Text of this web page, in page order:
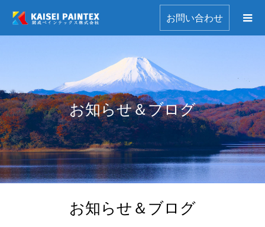
お問い合わせ
お知らせ＆ブログ
お知らせ＆ブログ